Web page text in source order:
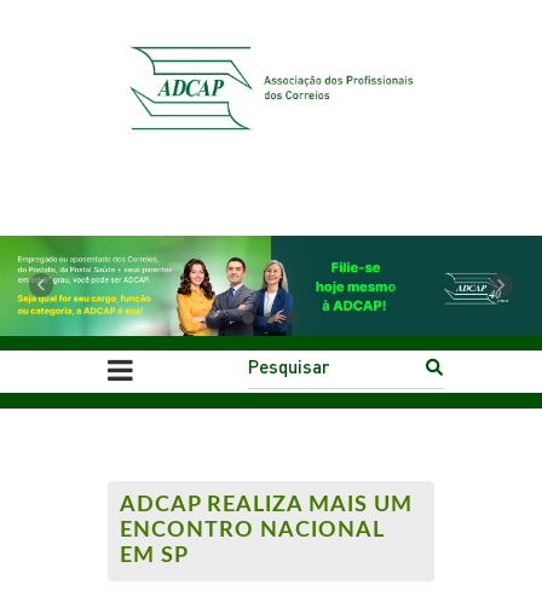
Previous Next
ADCAP REALIZA MAIS UM
ENCONTRO NACIONAL
EM SP